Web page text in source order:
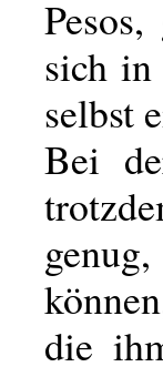
sich
selbst
Bei
die